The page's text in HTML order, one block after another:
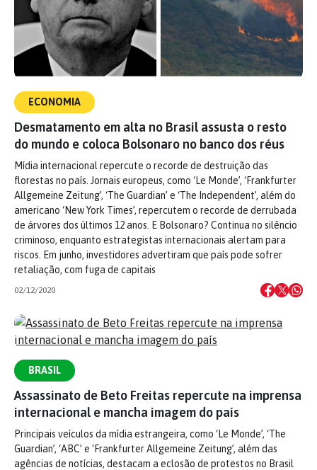
ECONOMIA
Desmatamento em alta no Brasil assusta o resto
do mundo e coloca Bolsonaro no banco dos réus
Mídia internacional repercute o recorde de destruição das
florestas no país. Jornais europeus, como ‘Le Monde’, ‘Frankfurter
Allgemeine Zeitung’, ‘The Guardian’ e ‘The Independent’, além do
americano ‘New York Times’, repercutem o recorde de derrubada
de árvores dos últimos 12 anos. E Bolsonaro? Continua no silêncio
criminoso, enquanto estrategistas internacionais alertam para
riscos. Em junho, investidores advertiram que país pode sofrer
retaliação, com fuga de capitais
02/12/2020
BRASIL
Assassinato de Beto Freitas repercute na imprensa
internacional e mancha imagem do país
Principais veículos da mídia estrangeira, como ‘Le Monde’, ‘The
Guardian’, ‘ABC’ e ‘Frankfurter Allgemeine Zeitung’, além das
agências de notícias, destacam a eclosão de protestos no Brasil